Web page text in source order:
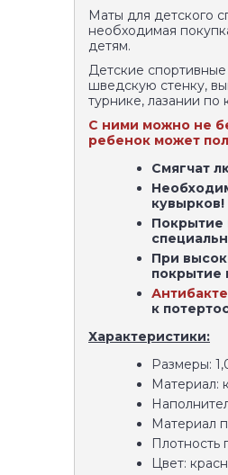
Маты для детского
необходимая
детям.
Детские
шведскую стенку,
турнике, лазании по
С ними можно не
ребенок может
Смягчат
кувырков!
Покрытие
При
покрытие
к
Характеристики:
Размеры:
Материал:
Материал
Плотность
Цвет: